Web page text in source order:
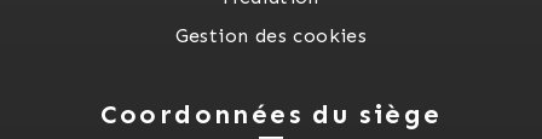
Gestion des cookies
Coordonnées du siège